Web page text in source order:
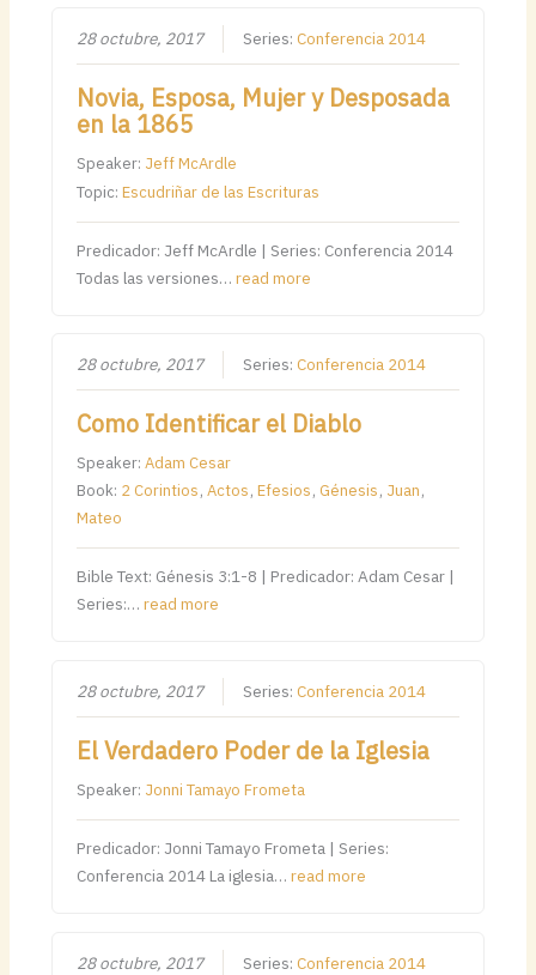
28 octubre, 2017 Series:Conferencia 2014
Novia, Esposa, Mujer y Desposada
en la 1865
Speaker: Jeff McArdle
Topic:Escudriñar de las Escrituras
Predicador: Jeff McArdle | Series: Conferencia 2014
Todas las versiones…read more
28 octubre, 2017 Series:Conferencia 2014
Como Identificar el Diablo
Speaker:Adam Cesar
Book: 2 Corintios,Actos,Efesios,Génesis, Juan,
Mateo
Bible Text: Génesis 3:1-8 | Predicador: Adam Cesar |
Series:…read more
28 octubre, 2017 Series:Conferencia 2014
El Verdadero Poder de la Iglesia
Speaker: Jonni Tamayo Frometa
Predicador: Jonni Tamayo Frometa | Series:
Conferencia 2014 La iglesia…read more
28 octubre, 2017 Series:Conferencia 2014